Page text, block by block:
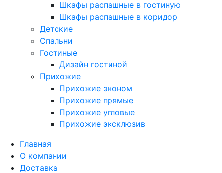
Шкафы распашные в гостиную
Шкафы распашные в коридор
Детские
Спальни
Гостиные
Дизайн гостиной
Прихожие
Прихожие эконом
Прихожие прямые
Прихожие угловые
Прихожие эксклюзив
Главная
О компании
Доставка